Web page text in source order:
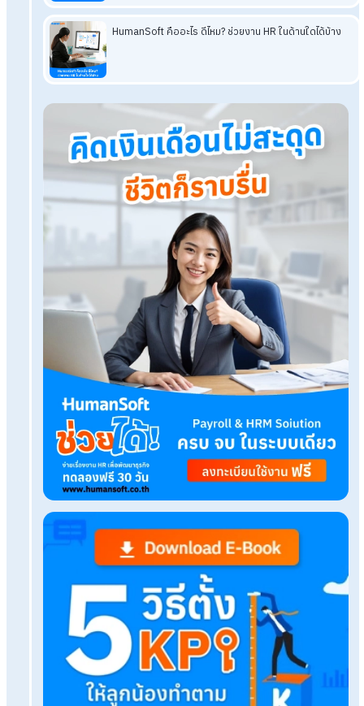
Strategic Designerที่เข้าใจธุรกิจ มีวิสัยทัศน์ และออกแบบ
กลยุทธ์ที่ตอบโจทย์อนาคตองค์กรได้จริง
ค่อย ๆ ลดความสำคัญลงอย่างไม่รู้ตัว อย่าปล่อยให้ตัวเองเป็นเพีย
จัดการคน แต่จงเป็นหัวใจที่พาองค์กรก้าวข้ามการเปลี่ยนแปลงไป
โปรแกรมเงินเดือน HumanSoft
ทดลองใช้ฟรี 30 วันครบทุกฟังก์ชัน
บริการขึ้นระบบ ฟรี ไม่มีค่าใช้จ่ายใดๆ ทั้งสิ้น ยกเลิกเมื่อไหร่ก็ได้
ทดลองใช้งานฟรี
Tags:
PEOPLE PERFORMANCE CONFERENCE 2025
เรื่องที่คุณอาจสนใจ
สรุปสาระจากงาน NIA: Northern Road Show ครั้
2/2568